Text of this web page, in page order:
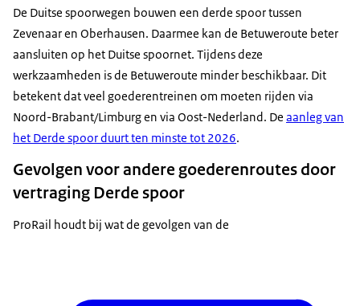
De Duitse spoorwegen bouwen een derde spoor tussen
Zevenaar en Oberhausen. Daarmee kan de Betuweroute beter
aansluiten op het Duitse spoornet. Tijdens deze
werkzaamheden is de Betuweroute minder beschikbaar. Dit
betekent dat veel goederentreinen om moeten rijden via
Noord-Brabant/Limburg en via Oost-Nederland. De aanleg van
het Derde spoor duurt ten minste tot 2026.
Gevolgen voor andere goederenroutes door
vertraging Derde spoor
ProRail houdt bij wat de gevolgen van de